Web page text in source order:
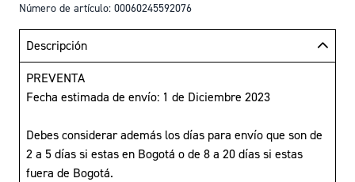
Número de artículo: 00060245592076
Descripción
PREVENTA
Fecha estimada de envío: 1 de Diciembre 2023
Debes considerar además los días para envío que son de
2 a 5 días si estas en Bogotá o de 8 a 20 días si estas
fuera de Bogotá.